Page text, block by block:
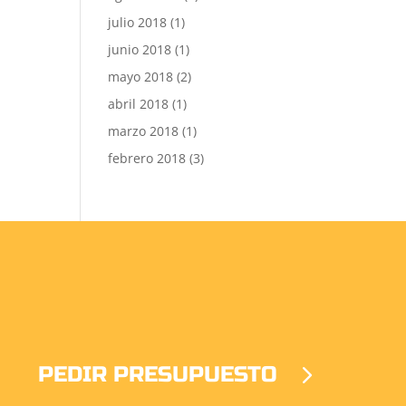
julio 2018 (1)
junio 2018 (1)
mayo 2018 (2)
abril 2018 (1)
marzo 2018 (1)
febrero 2018 (3)
PEDIR PRESUPUESTO